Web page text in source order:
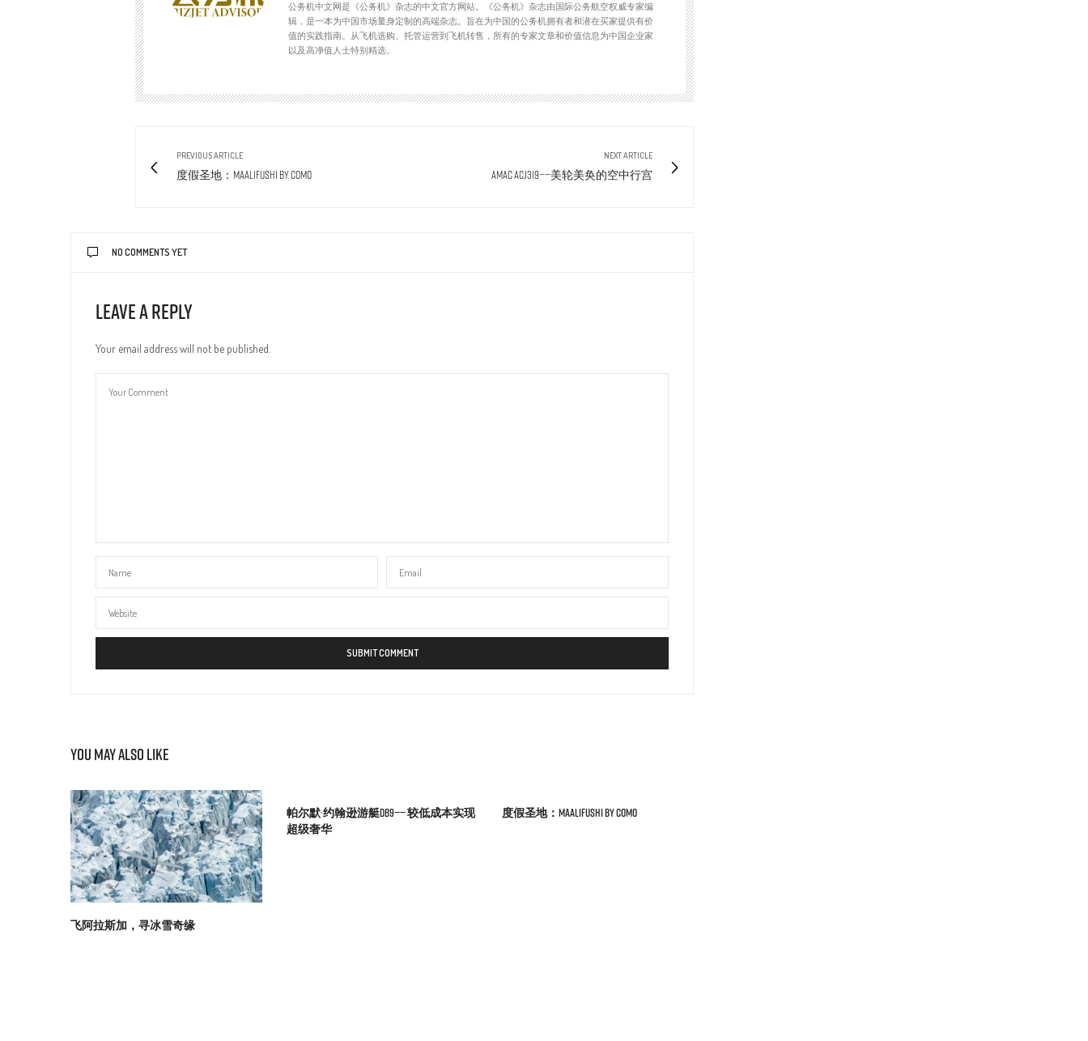
公务机中文网是《公务机》杂志的中文官方网站。《公务机》杂志由国际公务航空权威专家编
辑，是一本为中国市场量身定制的高端杂志。旨在为中国的公务机拥有者和潜在买家提供有价
值的实践指南。从飞机选购、托管运营到飞机转售，所有的专家文章和价值信息为中国企业家
以及高净值人士特别精选。
PREVIOUS ARTICLE
度假圣地：Maalifushi by COMO
NEXT ARTICLE
AMAC ACJ319——美轮美奂的空中行宫
NO COMMENTS YET
Leave a Reply
Your email address will not be published.
You May Also Like
飞阿拉斯加，寻冰雪奇缘
帕尔默·约翰逊游艇DB9—— 较低成本实现
超级奢华
度假圣地：Maalifushi by COMO